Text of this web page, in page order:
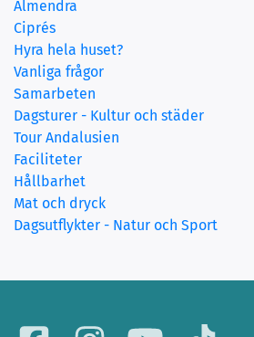
Almendra
Ciprés
Hyra hela huset?
Vanliga frågor
Samarbeten
Dagsturer - Kultur och städer
Tour Andalusien
Faciliteter
Hållbarhet
Mat och dryck
Dagsutflykter - Natur och Sport